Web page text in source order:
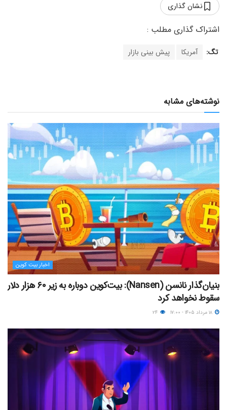
نشان گذاری
تگ: آمریکا پیش بینی بازار
نوشته‌های مشابه
اخبار بیت کوین
بنیان‌گذار نانسن (Nansen): بیت‌کوین دوباره به زیر ۶۰ هزار دلار
سقوط نخواهد کرد